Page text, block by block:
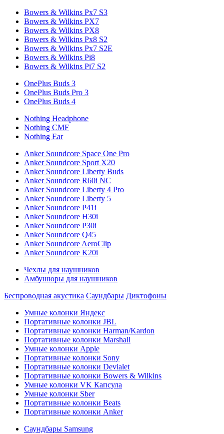
Bowers & Wilkins Px7 S3
Bowers & Wilkins PX7
Bowers & Wilkins PX8
Bowers & Wilkins Px8 S2
Bowers & Wilkins Px7 S2E
Bowers & Wilkins Pi8
Bowers & Wilkins Pi7 S2
OnePlus Buds 3
OnePlus Buds Pro 3
OnePlus Buds 4
Nothing Headphone
Nothing CMF
Nothing Ear
Anker Soundcore Space One Pro
Anker Soundcore Sport X20
Anker Soundcore Liberty Buds
Anker Soundcore R60i NC
Anker Soundcore Liberty 4 Pro
Anker Soundcore Liberty 5
Anker Soundcore P41i
Anker Soundcore H30i
Anker Soundcore P30i
Anker Soundcore Q45
Anker Soundcore AeroClip
Anker Soundcore K20i
Чехлы для наушников
Амбушюры для наушников
Беспроводная акустика Саундбары Диктофоны
Умные колонки Яндекс
Портативные колонки JBL
Портативные колонки Harman/Kardon
Портативные колонки Marshall
Умные колонки Apple
Портативные колонки Sony
Портативные колонки Devialet
Портативные колонки Bowers & Wilkins
Умные колонки VK Капсула
Умные колонки Sber
Портативные колонки Beats
Портативные колонки Anker
Саундбары Samsung